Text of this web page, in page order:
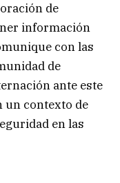
de
información
con las
de
ante este
un contexto de
en las